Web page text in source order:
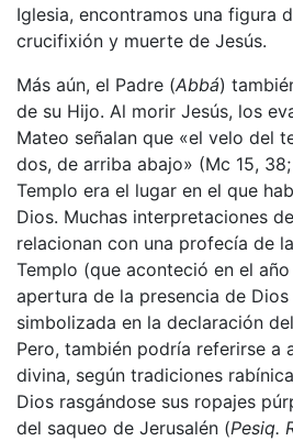
Iglesia, encontramos una figura
crucifixión y muerte de Jesús.
Más aún, el Padre (Abbá)
de su Hijo. Al morir Jesús, los
Mateo señalan que «el velo del
dos, de arriba abajo» (Mc 15,
Templo era el lugar en el que
Dios. Muchas interpretaciones
relacionan con una profecía de
Templo (que aconteció en el
apertura de la presencia de
simbolizada en la declaración
Pero, también podría referirse a
divina, según tradiciones
Dios rasgándose sus ropajes
del saqueo de Jerusalén (Pesiq.